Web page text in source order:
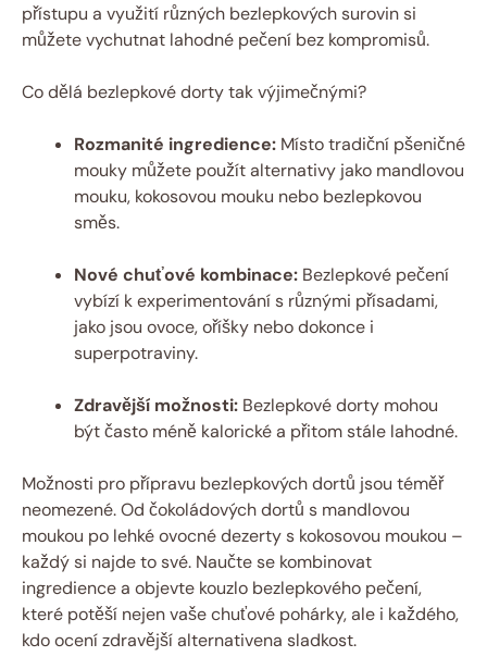
přístupu ⁣a využití různých bezlepkových surovin si
můžete vychutnat lahodné pečení bez kompromisů.
Co dělá ‌bezlepkové dorty tak výjimečnými?
Rozmanité ingredience: Místo​ tradiční⁢ pšeničné
mouky ⁣můžete použít‌ alternativy jako‌ mandlovou
mouku, kokosovou mouku nebo bezlepkovou ​
směs.
Nové chuťové kombinace: Bezlepkové‌ pečení
vybízí ⁣k experimentování s různými​ přísadami,
jako⁢ jsou ovoce, oříšky nebo dokonce i
superpotraviny.
Zdravější​ možnosti: Bezlepkové dorty mohou
být často ⁤méně ​kalorické ⁢a přitom stále lahodné.
Možnosti​ pro ‌přípravu‌ bezlepkových ‌dortů ‌jsou téměř
neomezené.⁤ Od⁤ čokoládových dortů s ​mandlovou
moukou po⁢ lehké ovocné dezerty‍ s kokosovou​ moukou –‍
každý si najde ⁣to​ své. Naučte se kombinovat
ingredience a objevte ​kouzlo bezlepkového pečení,
které⁣ potěší nejen ⁢vaše chuťové pohárky,‍ ale i každého,‌
kdo ocení zdravější alternativena sladkost.